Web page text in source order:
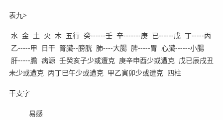
表九>
水 金 土 火 木 五行 癸------壬 辛-------庚 已------戊 丁-----丙
乙-----甲 日干 腎臟--膀胱 肺----大腸 脾-----胃 心臟------小腸
肝-----膽 病源 壬癸亥子少或遭克 庚辛申酉少或遭克 戊已辰戌丑
未少或遭克 丙丁巳午少或遭克 甲乙寅卯少或遭克 四柱
干支字
易感